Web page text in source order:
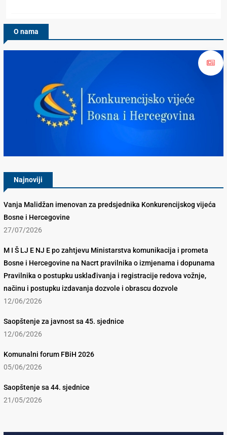
O nama
Najnoviji
Vanja Malidžan imenovan za predsjednika Konkurencijskog vijeća
Bosne i Hercegovine
27/07/2026
M I Š LJ E NJ E po zahtjevu Ministarstva komunikacija i prometa
Bosne i Hercegovine na Nacrt pravilnika o izmjenama i dopunama
Pravilnika o postupku usklađivanja i registracije redova vožnje,
načinu i postupku izdavanja dozvole i obrascu dozvole
12/06/2026
Saopštenje za javnost sa 45. sjednice
12/06/2026
Komunalni forum FBiH 2026
05/06/2026
Saopštenje sa 44. sjednice
21/05/2026